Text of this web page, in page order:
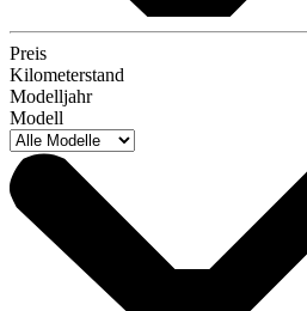
Preis
Kilometerstand
Modelljahr
Modell